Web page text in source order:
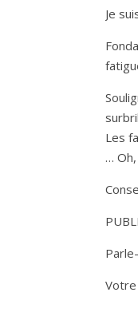
Je
Les
… Oh,
Votre